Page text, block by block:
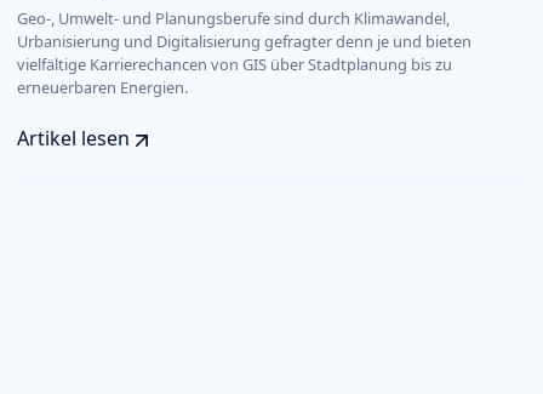
Geo-, Umwelt- und Planungsberufe sind durch Klimawandel,
Urbanisierung und Digitalisierung gefragter denn je und bieten
vielfältige Karrierechancen von GIS über Stadtplanung bis zu
erneuerbaren Energien.
Artikel lesen